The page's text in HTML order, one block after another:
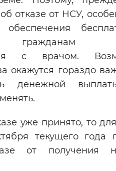
отказе от НСУ,
гражданам
с врачом.
окажутся гораздо
денежной
уже принято, то
текущего года
от получения